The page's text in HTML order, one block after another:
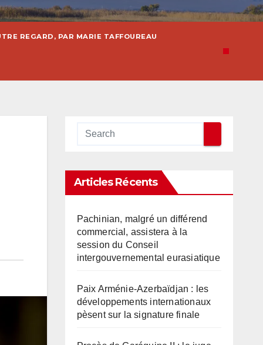
REGARD, PAR MARIE TAFFOUREAU
Articles Récents
Pachinian, malgré un différend
commercial, assistera à la
session du Conseil
intergouvernemental eurasiatique
Paix Arménie-Azerbaïdjan : les
développements internationaux
pèsent sur la signature finale